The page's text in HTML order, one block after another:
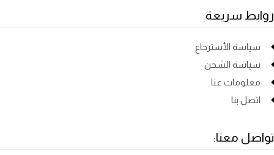
روابط سريعة
سياسة الأسترجاع
سياسة الشحن
معلومات عنا
اتصل بنا
تواصل معنا: